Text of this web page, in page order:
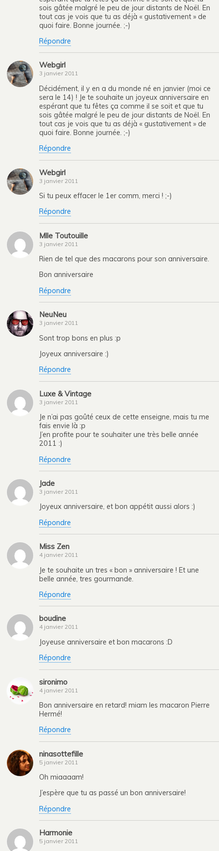
sois gâtée malgré le peu de jour distants de Noël. En
tout cas je vois que tu as déjà « gustativement » de
quoi faire. Bonne journée. ;-)
Répondre
Webgirl
3 janvier 2011
Décidément, il y en a du monde né en janvier (moi ce
sera le 14) ! Je te souhaite un joyeux anniversaire en
espérant que tu fêtes ça comme il se soit et que tu
sois gâtée malgré le peu de jour distants de Noël. En
tout cas je vois que tu as déjà « gustativement » de
quoi faire. Bonne journée. ;-)
Répondre
Webgirl
3 janvier 2011
Si tu peux effacer le 1er comm, merci ! ;-)
Répondre
Mlle Toutouille
3 janvier 2011
Rien de tel que des macarons pour son anniversaire.
Bon anniversaire
Répondre
NeuNeu
3 janvier 2011
Sont trop bons en plus :p
Joyeux anniversaire :)
Répondre
Luxe & Vintage
3 janvier 2011
Je n’ai pas goûté ceux de cette enseigne, mais tu me
fais envie là :p
J’en profite pour te souhaiter une très belle année
2011 :)
Répondre
Jade
3 janvier 2011
Joyeux anniversaire, et bon appétit aussi alors :)
Répondre
Miss Zen
4 janvier 2011
Je te souhaite un tres « bon » anniversaire ! Et une
belle année, tres gourmande.
Répondre
boudine
4 janvier 2011
Joyeuse anniversaire et bon macarons :D
Répondre
sironimo
4 janvier 2011
Bon anniversaire en retard! miam les macaron Pierre
Hermé!
Répondre
ninasottefille
5 janvier 2011
Oh miaaaam!
J’espère que tu as passé un bon anniversaire!
Répondre
Harmonie
5 janvier 2011